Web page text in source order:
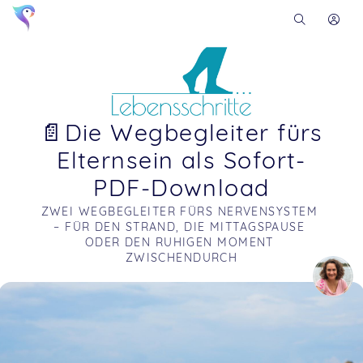
📄Die Wegbegleiter fürs
Elternsein als Sofort-
PDF-Download
ZWEI WEGBEGLEITER FÜRS NERVENSYSTEM
– FÜR DEN STRAND, DIE MITTAGSPAUSE
ODER DEN RUHIGEN MOMENT
ZWISCHENDURCH
Soon you will learn more about me here...